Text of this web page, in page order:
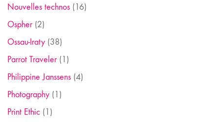
Nouvelles technos (16)
Ospher(2)
Ossau-Iraty (38)
Parrot Traveler(1)
Philippine Janssens (4)
Photography (1)
Print Ethic (1)